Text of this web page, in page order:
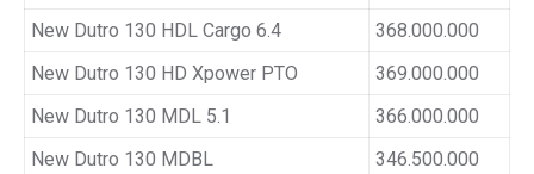
New Dutro 130 HDL Cargo 6.4
368.000.000
New Dutro 130 HD Xpower PTO
369.000.000
New Dutro 130 MDL 5.1
366.000.000
New Dutro 130 MDBL
346.500.000